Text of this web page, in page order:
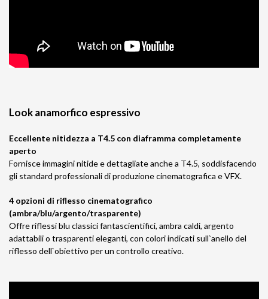
Look anamorfico espressivo
Eccellente nitidezza a T4.5 con diaframma completamente
aperto
Fornisce immagini nitide e dettagliate anche a T4.5, soddisfacendo
gli standard professionali di produzione cinematografica e VFX.
4 opzioni di riflesso cinematografico
(ambra/blu/argento/trasparente)
Offre riflessi blu classici fantascientifici, ambra caldi, argento
adattabili o trasparenti eleganti, con colori indicati sull`anello del
riflesso dell`obiettivo per un controllo creativo.